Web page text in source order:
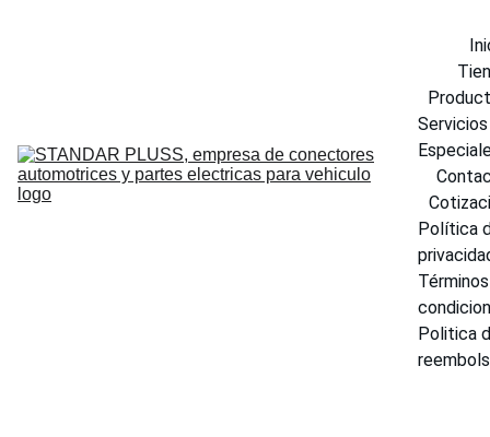
Servicios
Política
Politica